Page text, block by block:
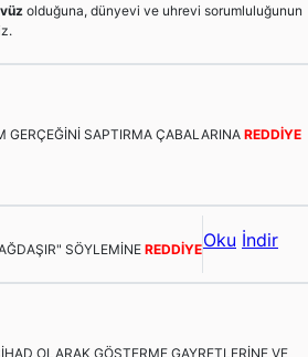
olduğuna, dünyevi ve uhrevi sorumluluğunun
GERÇEĞİNİ SAPTIRMA ÇABALARINA REDDİYE
SÖYLEMİNE REDDİYEOku İndir
OLARAK GÖSTERME GAYRETLERİNE VE